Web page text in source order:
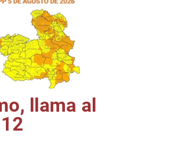
Emiliano García-
llama al